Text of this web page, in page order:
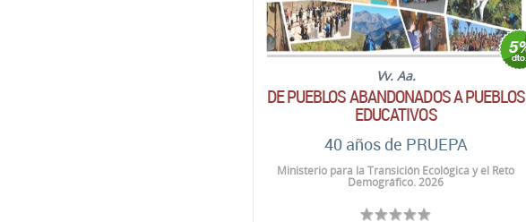
Vv. Aa.
DE PUEBLOS ABANDONADOS A PUEBLOS
EDUCATIVOS
40 años de PRUEPA
Ministerio para la Transición Ecológica y el Reto
Demográfico. 2026